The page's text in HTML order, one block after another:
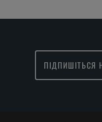
ПІДПИШІТЬСЯ